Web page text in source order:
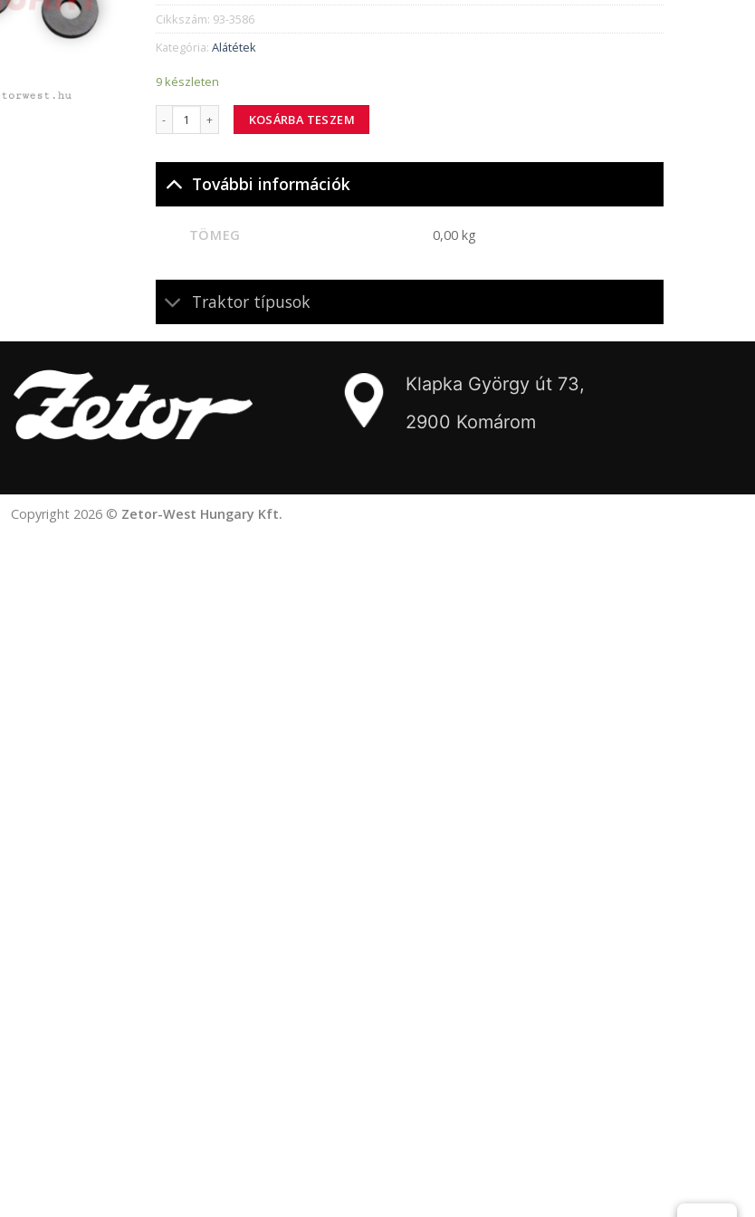
Cikkszám: 93-3586
Kategória: Alátétek
9 készleten
93-3586 alátétlemez 1,72 mm mennyiség
KOSÁRBA TESZEM
További információk
TÖMEG 0,00 kg
Traktor típusok
Klapka György út 73,
2900 Komárom
Copyright 2026 © Zetor-West Hungary Kft.